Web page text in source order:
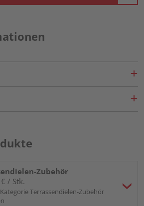
Zubehör
/ Stk.
Terrassendielen-Zubehör